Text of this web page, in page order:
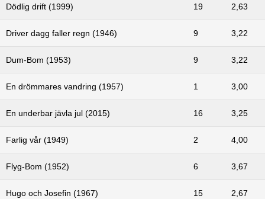
Dödlig drift (1999) 19 2,63
Driver dagg faller regn (1946) 9 3,22
Dum-Bom (1953) 9 3,22
En drömmares vandring (1957) 1 3,00
En underbar jävla jul (2015) 16 3,25
Farlig vår (1949) 2 4,00
Flyg-Bom (1952) 6 3,67
Hugo och Josefin (1967) 15 2,67